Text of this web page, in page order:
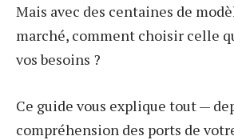
Mais avec des centaines de
marché, comment choisir celle
vos besoins ?
Ce guide vous explique tout —
compréhension des ports de